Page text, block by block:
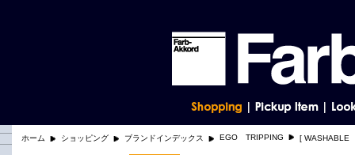
ホーム ショッピング ブランドインデックス EGO TRIPPING [